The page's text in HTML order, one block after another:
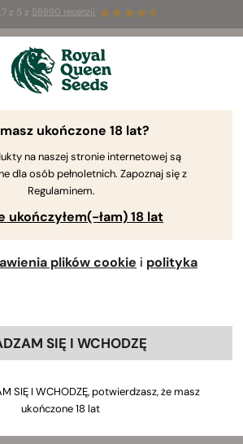
z 5 z 58690 recenzji
White Widow Auto
The RQS Blog
Nauka o konopiach i zdrowie
ulepszaczy do uprawy i dowiedz się,
odżywcze, organiczne suplementy
i polepszyć wchłanianie
Dowiedz się, jak uniknąć gnicia,
typowych problemów.
ukończone 18 lat?
na naszej stronie internetowej są
dla osób pełnoletnich. Zapoznaj się z
Regulaminem.
ukończyłem(-łam) 18 lat
plików cookie i polityka
SIĘ I WCHODZĘ
SIĘ I WCHODZĘ, potwierdzasz, że masz
ukończone 18 lat